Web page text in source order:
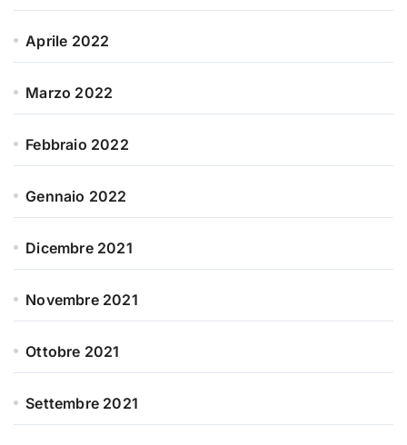
Aprile 2022
Marzo 2022
Febbraio 2022
Gennaio 2022
Dicembre 2021
Novembre 2021
Ottobre 2021
Settembre 2021